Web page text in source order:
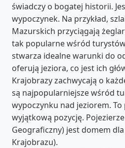
świadczy o bogatej historii.
wypoczynek. Na przykład,
Mazurskich przyciągają
tak popularne wśród
stwarza idealne warunki do
oferują jeziora, co jest ich
Krajobrazy zachwycają o
są najpopularniejsze wśród
wypoczynku nad jeziorem.
wyjątkową pozycję.
Geograficzny) jest domem
Krajobrazu).